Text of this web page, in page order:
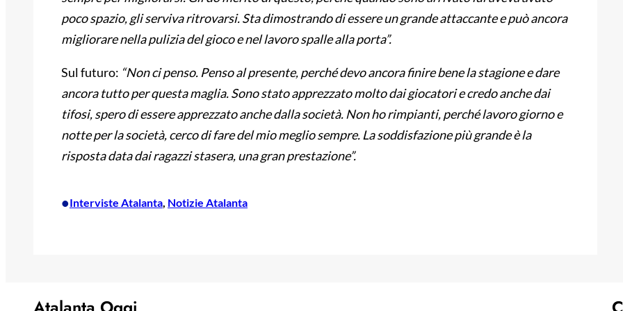
poco spazio, gli serviva ritrovarsi. Sta dimostrando di essere un grande attaccante e può ancora
migliorare nella pulizia del gioco e nel lavoro spalle alla porta”.
Sul futuro: “Non ci penso. Penso al presente, perché devo ancora finire bene la stagione e dare
ancora tutto per questa maglia. Sono stato apprezzato molto dai giocatori e credo anche dai
tifosi, spero di essere apprezzato anche dalla società. Non ho rimpianti, perché lavoro giorno e
notte per la società, cerco di fare del mio meglio sempre. La soddisfazione più grande è la
risposta data dai ragazzi stasera, una gran prestazione”.
•Interviste Atalanta, Notizie Atalanta